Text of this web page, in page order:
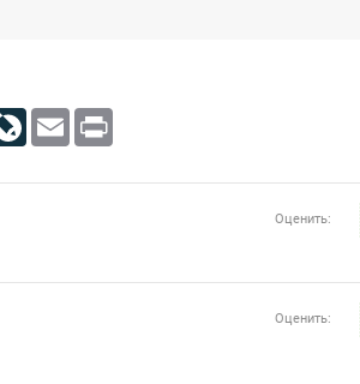
LiveJournal
Email
Оценить:
Оценить: